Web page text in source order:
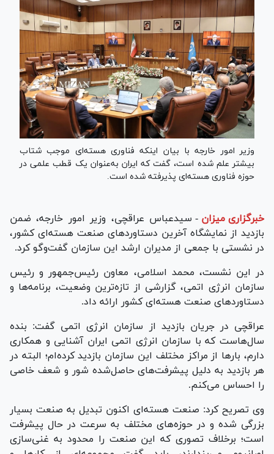
وزیر امور خارجه با بیان اینکه فناوری هسته‌ای موجب شتاب
بیشتر علم شده است، گفت که ایران به‌عنوان یک قطب علمی در
حوزه فناوری هسته‌ای پذیرفته شده است.
خبرگزاری میزان - سیدعباس عراقچی، وزیر امور خارجه، ضمن
بازدید از نمایشگاه آخرین دستاورد‌های صنعت هسته‌ای کشور،
در نشستی با جمعی از مدیران ارشد این سازمان گفت‌و‌گو کرد.
در این نشست، محمد اسلامی، معاون رئیس‌جمهور و رئیس
سازمان انرژی اتمی، گزارشی از تازه‌ترین وضعیت، برنامه‌ها و
دستاورد‌های صنعت هسته‌ای کشور ارائه داد.
عراقچی در جریان بازدید از سازمان انرژی اتمی گفت: بنده
سال‌هاست که با سازمان انرژی اتمی ایران آشنایی و همکاری
دارم، بار‌ها از مراکز مختلف این سازمان بازدید کرده‌ام؛ البته در
هر بازدید به دلیل پیشرفت‌های حاصل‌شده شور و شعف خاصی
را احساس می‌کنم.
وی تصریح کرد: صنعت هسته‌ای اکنون تبدیل به صنعت بسیار
بزرگی شده و در حوزه‌های مختلف به سرعت در حال پیشرفت
است؛ برخلاف تصوری که این صنعت را محدود به غنی‌سازی